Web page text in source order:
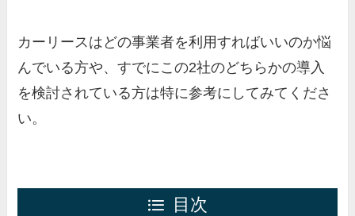
カーリースはどの事業者を利用すればいいのか悩
んでいる方や、すでにこの2社のどちらかの導入
を検討されている方は特に参考にしてみてくださ
い。
目次